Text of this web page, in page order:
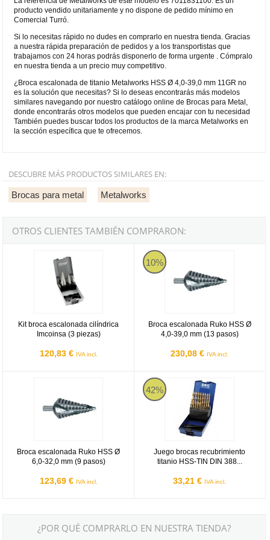
producto vendido unitariamente y no dispone de pedido mínimo en
Comercial Turró.
Si lo necesitas rápido no dudes en comprarlo en nuestra tienda. Gracias
a nuestra rápida preparación de pedidos y a los transportistas que
trabajamos con 24 horas podrás disponerlo de forma urgente . Cómpralo
en nuestra tienda a un precio muy competitivo.
¿Broca escalonada de titanio Metalworks HSS Ø 4,0-39,0 mm 11GR no
es la solución que necesitas? Si lo deseas encontrarás más modelos
similares navegando por nuestro catálogo online de Brocas para Metal,
donde encontrarás otros modelos que pueden encajar con tu necesidad
También puedes buscar todos los productos de la marca Metalworks en
la sección específica que te ofrecemos.
DESCUBRE MÁS PRODUCTOS SIMILARES EN:
Brocas para metal Metalworks
OTROS CLIENTES TAMBIÉN COMPRARON:
Kit broca escalonada cilíndrica
Imcoinsa (3 piezas)
120,83 € IVA incl.
Kit broca escalonada cilíndrica Imcoinsa (3 piezas)
10%
Broca escalonada Ruko HSS Ø
4,0-39,0 mm (13 pasos)
230,08 € IVA incl.
Broca escalonada Ruko HSS Ø
Broca escalonada Ruko HSS Ø
6,0-32,0 mm (9 pasos)
123,69 € IVA incl.
Broca escalonada Ruko HSS Ø 6,0-32,0 mm (9 pasos)
42%
Juego brocas recubrimiento
titanio HSS-TIN DIN 388...
33,21 € IVA incl.
Juego brocas recubrimiento
¿POR QUÉ COMPRARLO EN NUESTRA TIENDA?